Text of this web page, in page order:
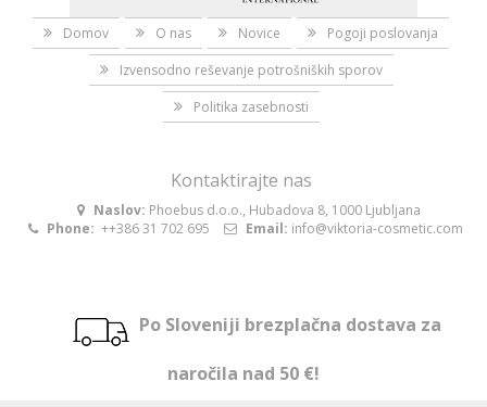
Domov O nas Novice
Pogoji poslovanja
Izvensodno reševanje potrošniških sporov
Politika zasebnosti
Kontaktirajte nas
Naslov: Phoebus d.o.o., Hubadova 8, 1000 Ljubljana
Phone: ++386 31 702 695 Email: info@viktoria-cosmetic.com
Po Sloveniji brezplačna dostava za
naročila nad 50 €!